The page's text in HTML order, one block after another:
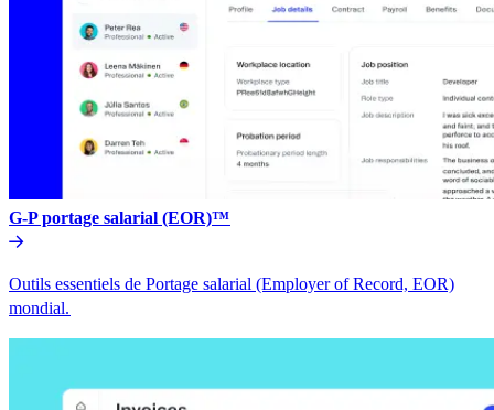
G-P portage salarial (EOR)™​​
Outils essentiels de Portage salarial (Employer of Record, EOR)
mondial.​​